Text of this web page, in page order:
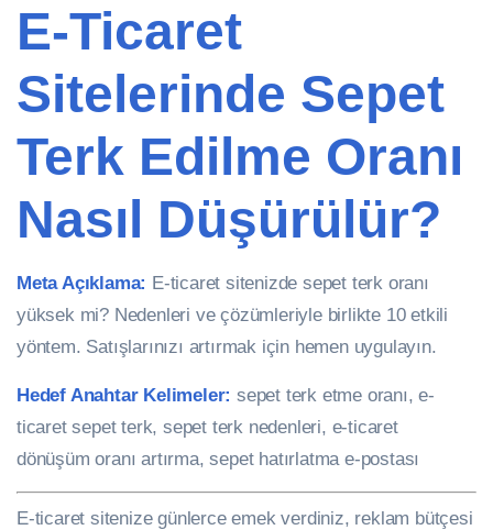
E-Ticaret
Sitelerinde Sepet
Terk Edilme Oranı
Nasıl Düşürülür?
Meta Açıklama: E-ticaret sitenizde sepet terk oranı
yüksek mi? Nedenleri ve çözümleriyle birlikte 10 etkili
yöntem. Satışlarınızı artırmak için hemen uygulayın.
Hedef Anahtar Kelimeler: sepet terk etme oranı, e-
ticaret sepet terk, sepet terk nedenleri, e-ticaret
dönüşüm oranı artırma, sepet hatırlatma e-postası
E-ticaret sitenize günlerce emek verdiniz, reklam bütçesi